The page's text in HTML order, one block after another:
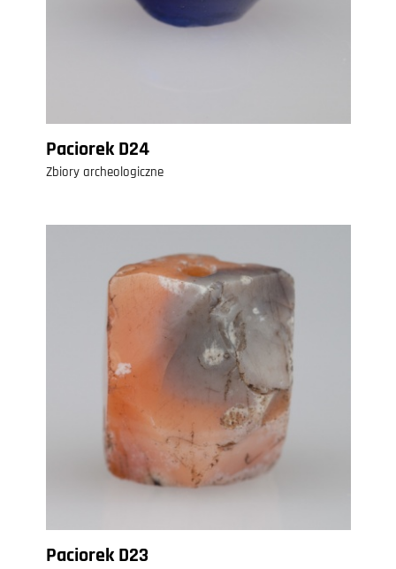
Paciorek D24
Zbiory archeologiczne
Paciorek D23